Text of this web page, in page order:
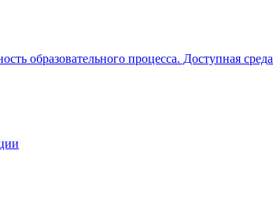
образовательного процесса. Доступная среда